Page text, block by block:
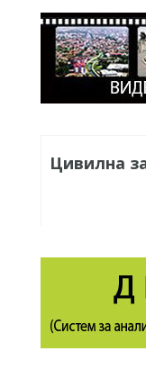
Цивилна